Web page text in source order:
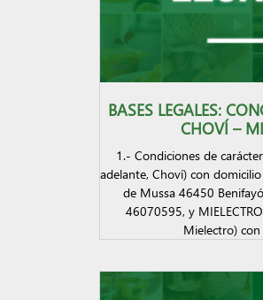
BASES LEGALES:
CHOVÍ –
1.- Condiciones de
adelante, Choví) con
de Mussa 46450
46070595, y
Mielectro)